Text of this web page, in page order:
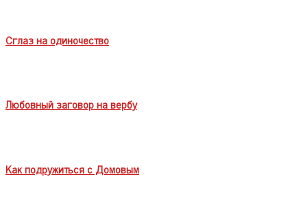
Сглаз на одиночество
Любовный заговор на вербу
Как подружиться с Домовым